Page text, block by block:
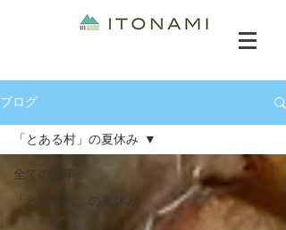
ブログ
全ての記事
「とある村」の夏休み
「とある村」の夏休み